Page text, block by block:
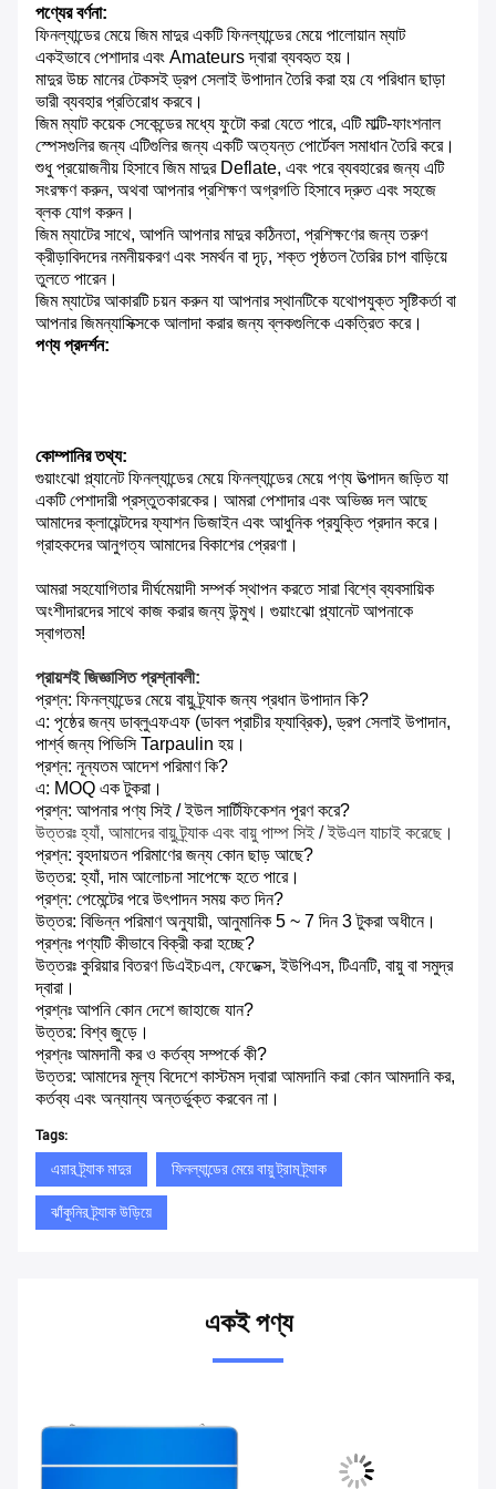
পণ্যের বর্ণনা:
ফিনল্যান্ডের মেয়ে জিম মাদুর একটি ফিনল্যান্ডের মেয়ে পালোয়ান ম্যাট
একইভাবে পেশাদার এবং Amateurs দ্বারা ব্যবহৃত হয়।
মাদুর উচ্চ মানের টেকসই ড্রপ সেলাই উপাদান তৈরি করা হয় যে পরিধান ছাড়া
ভারী ব্যবহার প্রতিরোধ করবে।
জিম ম্যাট কয়েক সেকেন্ডের মধ্যে ফুটো করা যেতে পারে, এটি মাল্টি-ফাংশনাল
স্পেসগুলির জন্য এটিগুলির জন্য একটি অত্যন্ত পোর্টেবল সমাধান তৈরি করে।
শুধু প্রয়োজনীয় হিসাবে জিম মাদুর Deflate, এবং পরে ব্যবহারের জন্য এটি
সংরক্ষণ করুন, অথবা আপনার প্রশিক্ষণ অগ্রগতি হিসাবে দ্রুত এবং সহজে
ব্লক যোগ করুন।
জিম ম্যাটের সাথে, আপনি আপনার মাদুর কঠিনতা, প্রশিক্ষণের জন্য তরুণ
ক্রীড়াবিদদের নমনীয়করণ এবং সমর্থন বা দৃঢ়, শক্ত পৃষ্ঠতল তৈরির চাপ বাড়িয়ে
তুলতে পারেন।
জিম ম্যাটের আকারটি চয়ন করুন যা আপনার স্থানটিকে যথোপযুক্ত সৃষ্টিকর্তা বা
আপনার জিমন্যাসিক্সকে আলাদা করার জন্য ব্লকগুলিকে একত্রিত করে।
পণ্য প্রদর্শন:
কোম্পানির তথ্য:
গুয়াংঝো প্ল্যানেট ফিনল্যান্ডের মেয়ে ফিনল্যান্ডের মেয়ে পণ্য উত্পাদন জড়িত যা
একটি পেশাদারী প্রস্তুতকারকের। আমরা পেশাদার এবং অভিজ্ঞ দল আছে
আমাদের ক্লায়েন্টদের ফ্যাশন ডিজাইন এবং আধুনিক প্রযুক্তি প্রদান করে।
গ্রাহকদের আনুগত্য আমাদের বিকাশের প্রেরণা।
আমরা সহযোগিতার দীর্ঘমেয়াদী সম্পর্ক স্থাপন করতে সারা বিশ্বে ব্যবসায়িক
অংশীদারদের সাথে কাজ করার জন্য উন্মুখ। গুয়াংঝো প্ল্যানেট আপনাকে
স্বাগতম!
প্রায়শই জিজ্ঞাসিত প্রশ্নাবলী:
প্রশ্ন: ফিনল্যান্ডের মেয়ে বায়ু ট্র্যাক জন্য প্রধান উপাদান কি?
এ: পৃষ্ঠের জন্য ডাব্লুএফএফ (ডাবল প্রাচীর ফ্যাব্রিক), ড্রপ সেলাই উপাদান,
পার্শ্ব জন্য পিভিসি Tarpaulin হয়।
প্রশ্ন: নূন্যতম আদেশ পরিমাণ কি?
এ: MOQ এক টুকরা।
প্রশ্ন: আপনার পণ্য সিই / ইউল সার্টিফিকেশন পূরণ করে?
উত্তরঃ হ্যাঁ, আমাদের বায়ু ট্র্যাক এবং বায়ু পাম্প সিই / ইউএল যাচাই করেছে।
প্রশ্ন: বৃহদায়তন পরিমাণের জন্য কোন ছাড় আছে?
উত্তর: হ্যাঁ, দাম আলোচনা সাপেক্ষে হতে পারে।
প্রশ্ন: পেমেন্টের পরে উৎপাদন সময় কত দিন?
উত্তর: বিভিন্ন পরিমাণ অনুযায়ী, আনুমানিক 5 ~ 7 দিন 3 টুকরা অধীনে।
প্রশ্নঃ পণ্যটি কীভাবে বিক্রী করা হচ্ছে?
উত্তরঃ কুরিয়ার বিতরণ ডিএইচএল, ফেডেক্স, ইউপিএস, টিএনটি, বায়ু বা সমুদ্র
দ্বারা।
প্রশ্নঃ আপনি কোন দেশে জাহাজে যান?
উত্তর: বিশ্ব জুড়ে।
প্রশ্নঃ আমদানী কর ও কর্তব্য সম্পর্কে কী?
উত্তর: আমাদের মূল্য বিদেশে কাস্টমস দ্বারা আমদানি করা কোন আমদানি কর,
কর্তব্য এবং অন্যান্য অন্তর্ভুক্ত করবেন না।
Tags:
এয়ার ট্র্যাক মাদুর ফিনল্যান্ডের মেয়ে বায়ু ট্রাম ট্র্যাক
ঝাঁকুনির ট্র্যাক উড়িয়ে
একই পণ্য